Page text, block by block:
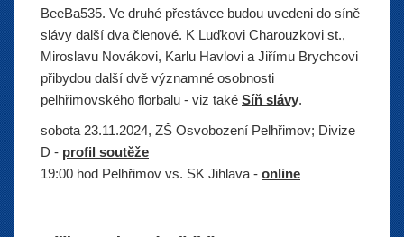
BeeBa535. Ve druhé přestávce budou uvedeni do síně
slávy další dva členové. K Luďkovi Charouzkovi st.,
Miroslavu Novákovi, Karlu Havlovi a Jiřímu Brychcovi
přibydou další dvě významné osobnosti
pelhřimovského florbalu - viz také Síň slávy.
sobota 23.11.2024, ZŠ Osvobození Pelhřimov; Divize
D - profil soutěže
19:00 hod Pelhřimov vs. SK Jihlava - online